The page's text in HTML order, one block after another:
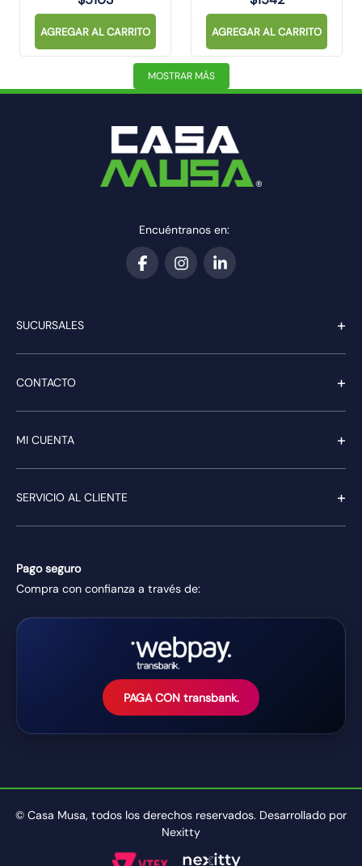
AGREGAR AL CARRITO AGREGAR AL CARRITO
MOSTRAR MÁS
Encuéntranos en:
SUCURSALES +
CONTACTO +
MI CUENTA +
SERVICIO AL CLIENTE +
Pago seguro
Compra con confianza a través de:
PAGA CON transbank.
© Casa Musa, todos los derechos reservados. Desarrollado por
Nexitty